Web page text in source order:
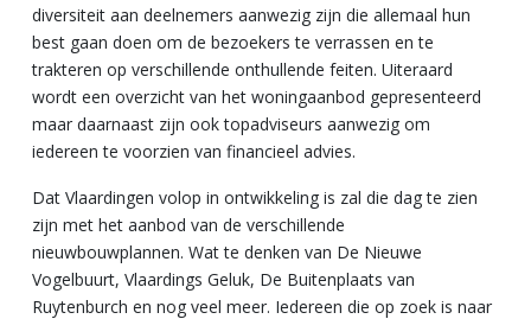
diversiteit aan deelnemers aanwezig zijn die allemaal hun
best gaan doen om de bezoekers te verrassen en te
trakteren op verschillende onthullende feiten. Uiteraard
wordt een overzicht van het woningaanbod gepresenteerd
maar daarnaast zijn ook topadviseurs aanwezig om
iedereen te voorzien van financieel advies.
Dat Vlaardingen volop in ontwikkeling is zal die dag te zien
zijn met het aanbod van de verschillende
nieuwbouwplannen. Wat te denken van De Nieuwe
Vogelbuurt, Vlaardings Geluk, De Buitenplaats van
Ruytenburch en nog veel meer. Iedereen die op zoek is naar